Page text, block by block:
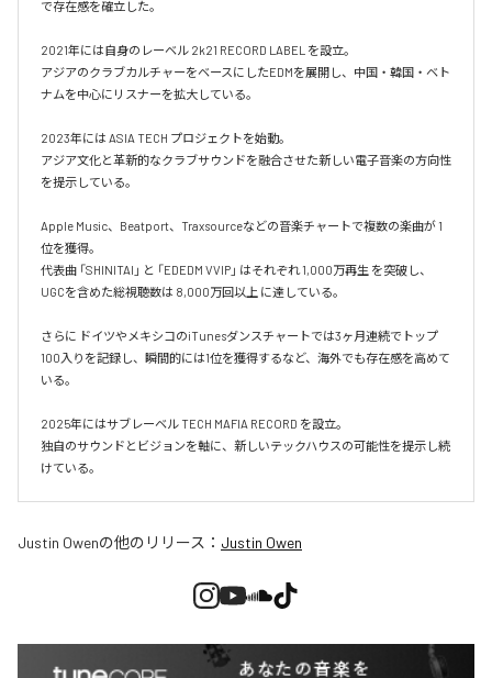
で存在感を確立した。
2021年には自身のレーベル 2k21 RECORD LABEL を設立。
アジアのクラブカルチャーをベースにしたEDMを展開し、中国・韓国・ベト
ナムを中心にリスナーを拡大している。
2023年には ASIA TECH プロジェクトを始動。
アジア文化と革新的なクラブサウンドを融合させた新しい電子音楽の方向性
を提示している。
Apple Music、Beatport、Traxsourceなどの音楽チャートで複数の楽曲が 1
位を獲得。
代表曲 「SHINITAI」 と 「EDEDM VVIP」 はそれぞれ 1,000万再生 を突破し、
UGCを含めた総視聴数は 8,000万回以上 に達している。
さらに ドイツやメキシコのiTunesダンスチャートでは3ヶ月連続でトップ
100入りを記録し、瞬間的には1位を獲得するなど、海外でも存在感を高めて
いる。
2025年にはサブレーベル TECH MAFIA RECORD を設立。
独自のサウンドとビジョンを軸に、新しいテックハウスの可能性を提示し続
けている。
Justin Owenの他のリリース： Justin Owen